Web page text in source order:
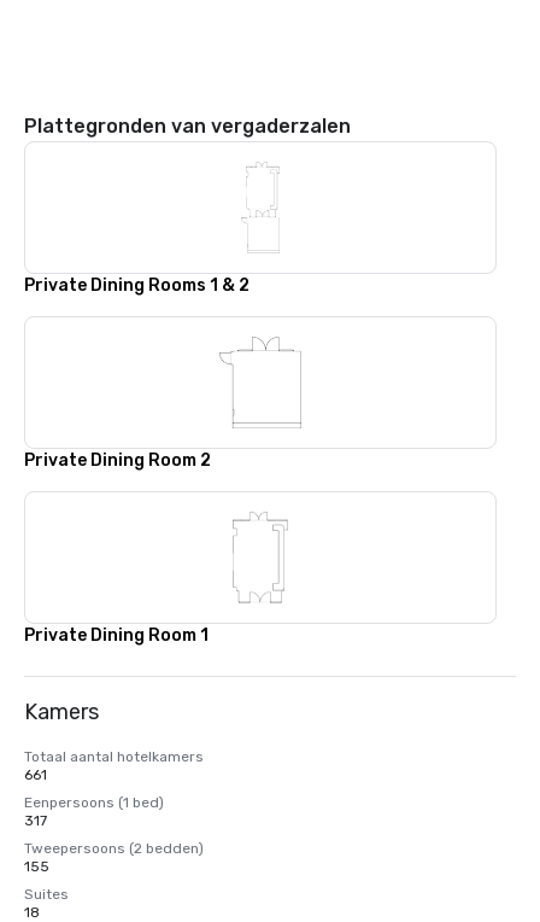
Plattegronden van vergaderzalen
Private Dining Rooms 1 & 2
Private Dining Room 2
Private Dining Room 1
Kamers
Totaal aantal hotelkamers
661
Eenpersoons (1 bed)
317
Tweepersoons (2 bedden)
155
Suites
18